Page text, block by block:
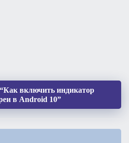
включить индикатор
в Android 10”